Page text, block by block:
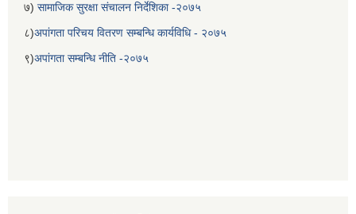
७) सामाजिक सुरक्षा संचालन निर्देशिका -२०७५
८)अपांगता परिचय वितरण सम्बन्धि कार्यविधि - २०७५
९)अपांगता सम्बन्धि नीति -२०७५